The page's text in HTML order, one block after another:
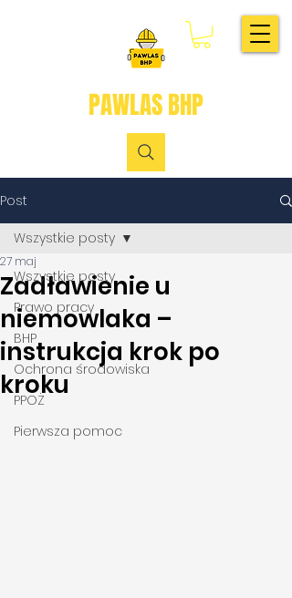
PAWLAS BHP
Post
Wszystkie posty
Prawo pracy
BHP
Ochrona środowiska
PPOŻ
Pierwsza pomoc
Wszystkie posty
Zadławienie u
niemowlaka –
instrukcja krok po
kroku
27 maj